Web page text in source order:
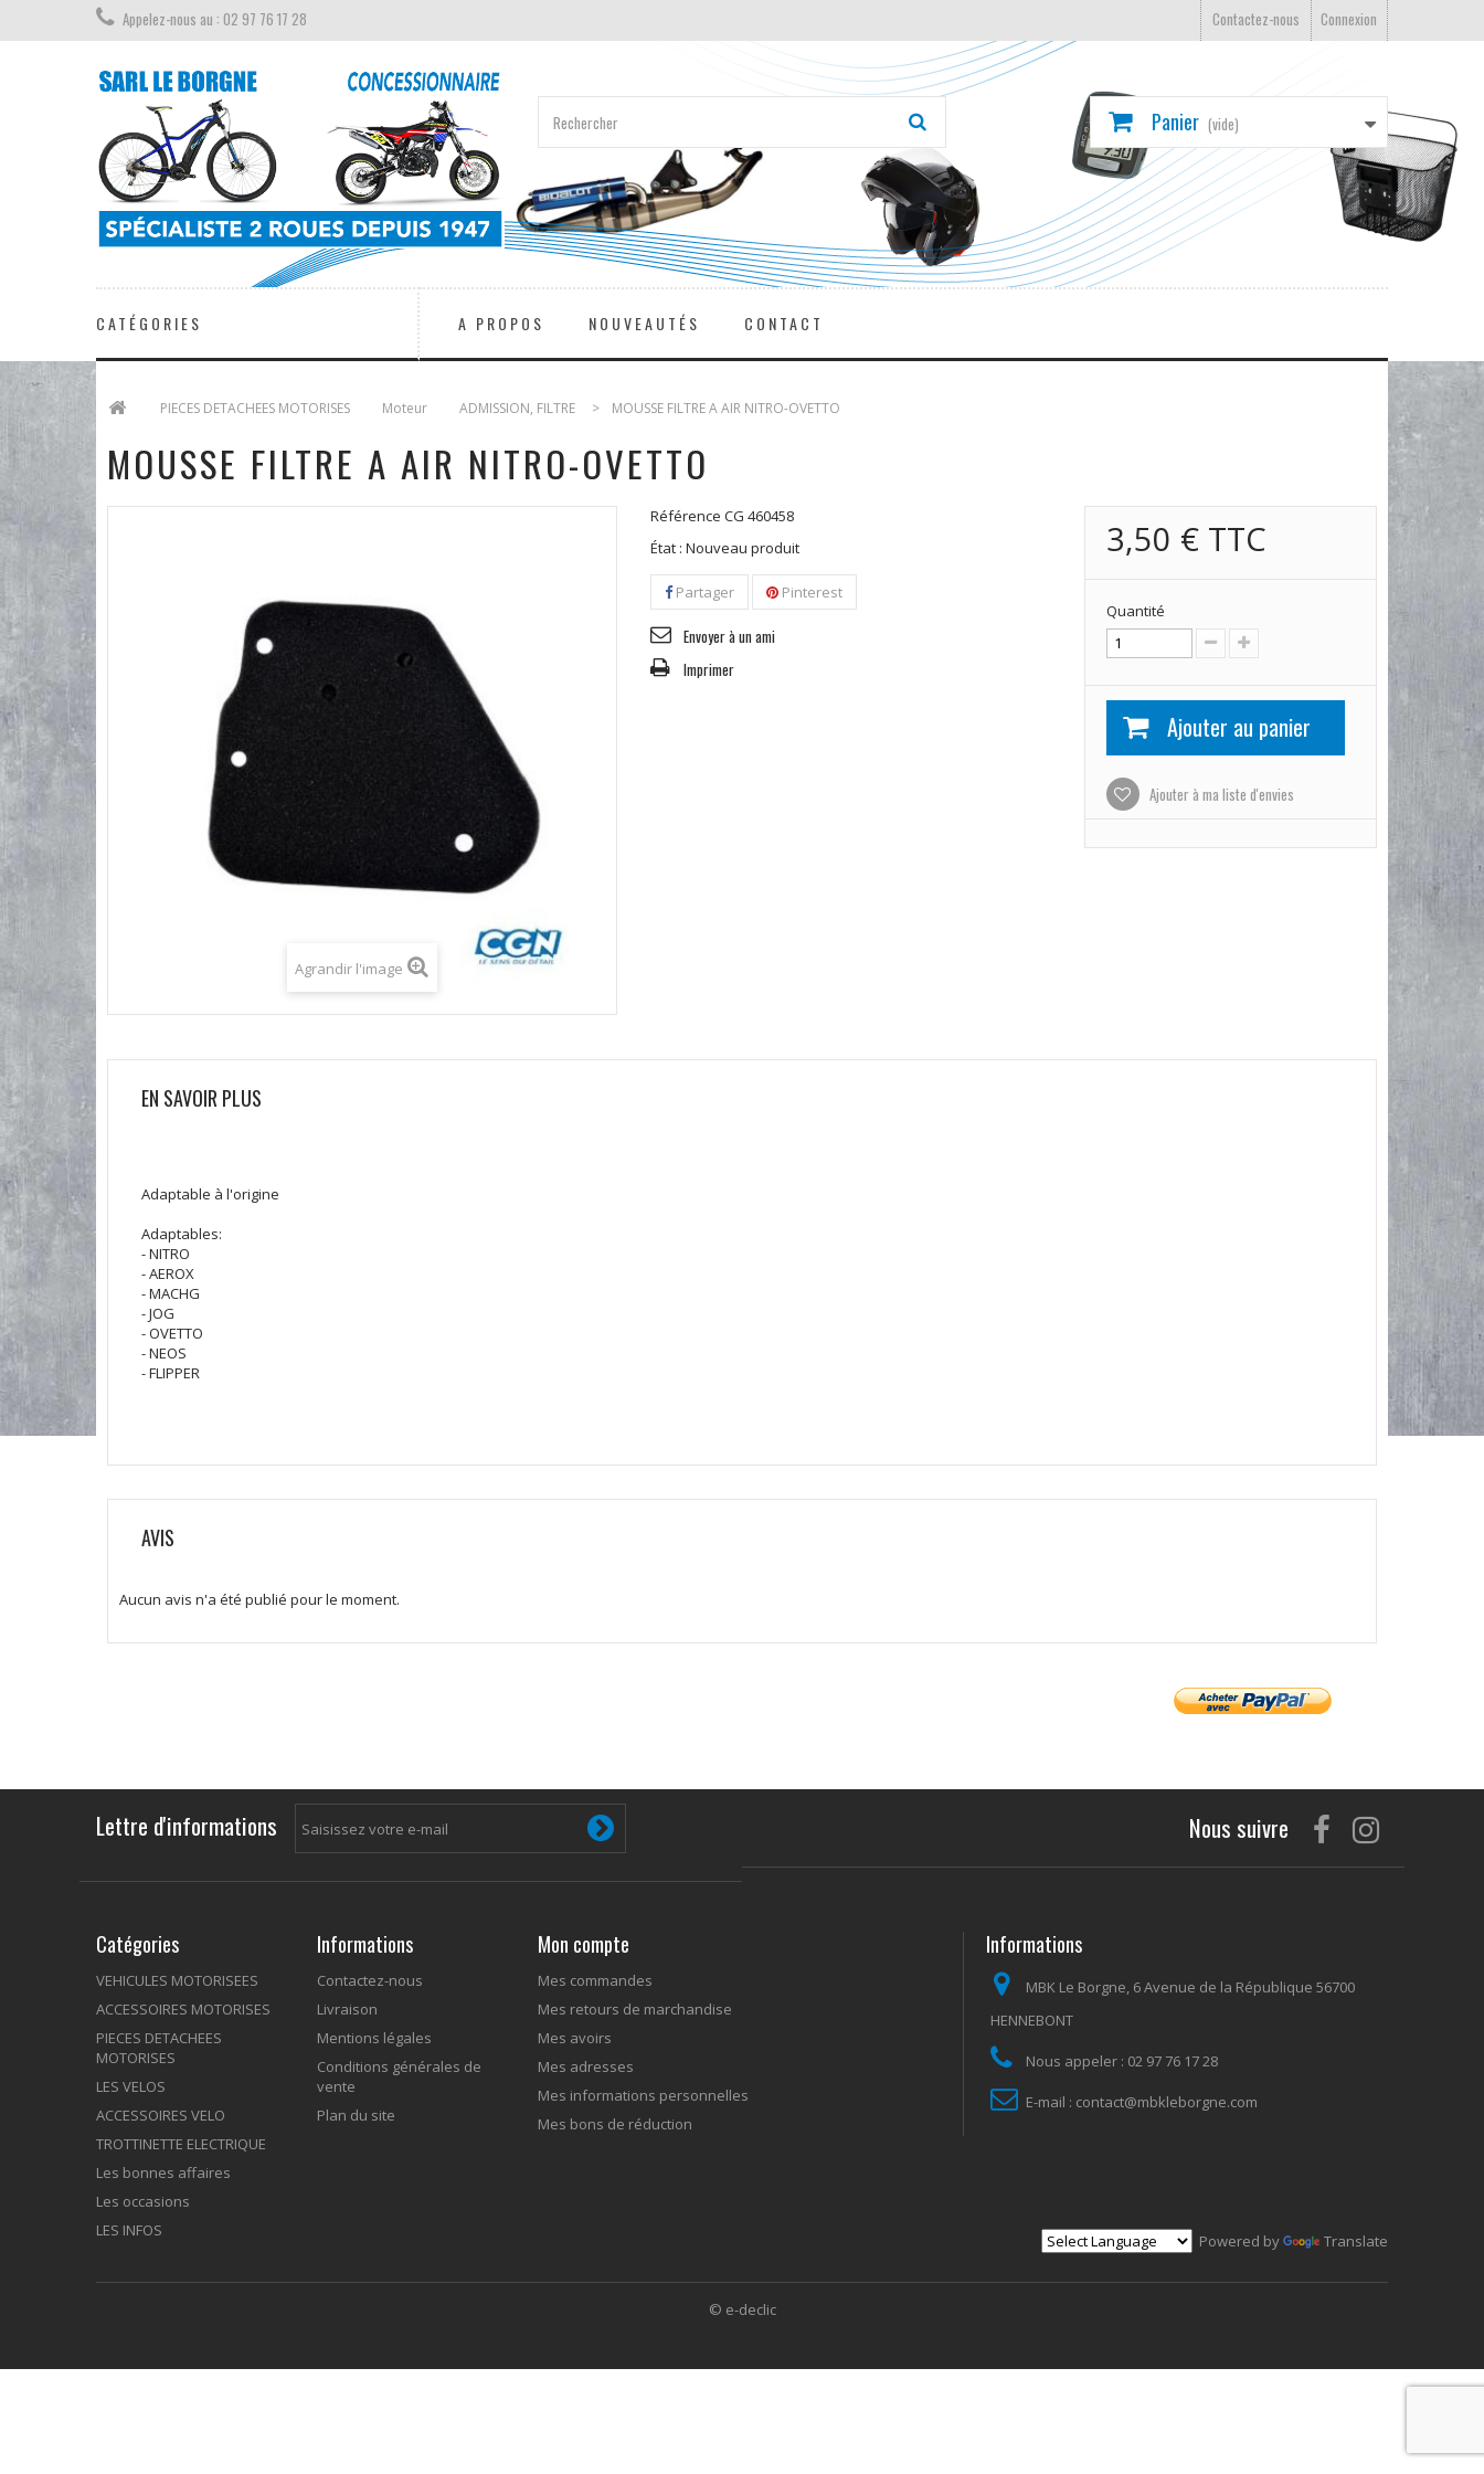
Connexion
Contactez-nous
Appelez-nous au : 02 97 76 17 28
Panier (vide)
CATÉGORIES A PROPOS NOUVEAUTÉS CONTACT
PIECES DETACHEES MOTORISES Moteur ADMISSION, FILTRE > MOUSSE FILTRE A AIR NITRO-OVETTO
MOUSSE FILTRE A AIR NITRO-OVETTO
Agrandir l'image
Référence CG 460458
État : Nouveau produit
Partager Pinterest
Envoyer à un ami
Imprimer
3,50 €TTC
Quantité
Ajouter au panier
Ajouter à ma liste d'envies
EN SAVOIR PLUS
Adaptable à l'origine
Adaptables:
- NITRO
- AEROX
- MACHG
- JOG
- OVETTO
- NEOS
- FLIPPER
AVIS
Aucun avis n'a été publié pour le moment.
Lettre d'informations Nous suivre
Catégories
VEHICULES MOTORISEES
ACCESSOIRES MOTORISES
PIECES DETACHEES
MOTORISES
LES VELOS
ACCESSOIRES VELO
TROTTINETTE ELECTRIQUE
Les bonnes affaires
Les occasions
LES INFOS
Informations
Contactez-nous
Livraison
Mentions légales
Conditions générales de
vente
Plan du site
© e-declic
Mon compte
Mes commandes
Mes retours de marchandise
Mes avoirs
Mes adresses
Mes informations personnelles
Mes bons de réduction
Informations
MBK Le Borgne, 6 Avenue de la République 56700
HENNEBONT
Nous appeler : 02 97 76 17 28
E-mail : contact@mbkleborgne.com
Powered by Translate